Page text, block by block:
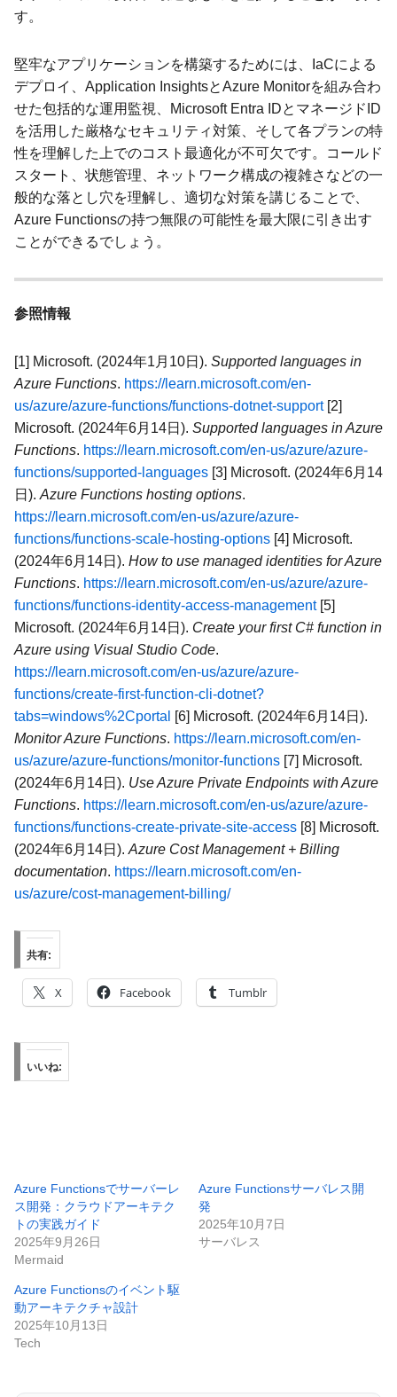
す。
堅牢なアプリケーションを構築するためには、IaCによる
デプロイ、Application InsightsとAzure Monitorを組み合わ
せた包括的な運用監視、Microsoft Entra IDとマネージドID
を活用した厳格なセキュリティ対策、そして各プランの特
性を理解した上でのコスト最適化が不可欠です。コールド
スタート、状態管理、ネットワーク構成の複雑さなどの一
般的な落とし穴を理解し、適切な対策を講じることで、
Azure Functionsの持つ無限の可能性を最大限に引き出す
ことができるでしょう。
参照情報
[1] Microsoft. (2024年1月10日). Supported languages in
Azure Functions. https://learn.microsoft.com/en-
us/azure/azure-functions/functions-dotnet-support[2]
Microsoft. (2024年6月14日). Supported languages in Azure
Functions. https://learn.microsoft.com/en-us/azure/azure-
functions/supported-languages [3] Microsoft. (2024年6月14
日). Azure Functions hosting options.
https://learn.microsoft.com/en-us/azure/azure-
functions/functions-scale-hosting-options [4] Microsoft.
(2024年6月14日). How to use managed identities for Azure
Functions. https://learn.microsoft.com/en-us/azure/azure-
functions/functions-identity-access-management[5]
Microsoft. (2024年6月14日). Create your first C# function in
Azure using Visual Studio Code.
https://learn.microsoft.com/en-us/azure/azure-
functions/create-first-function-cli-dotnet?
tabs=windows%2Cportal
[6] Microsoft. (2024年6月14日).
Monitor Azure Functions. https://learn.microsoft.com/en-
us/azure/azure-functions/monitor-functions [7] Microsoft.
(2024年6月14日). Use Azure Private Endpoints with Azure
Functions. https://learn.microsoft.com/en-us/azure/azure-
functions/functions-create-private-site-access [8] Microsoft.
(2024年6月14日). Azure Cost Management + Billing
documentation. https://learn.microsoft.com/en-
us/azure/cost-management-billing/
共有:
X Facebook Tumblr
いいね:
Azure Functionsでサーバーレ
ス開発：クラウドアーキテク
トの実践ガイド
2025年9月26日
Mermaid
Azure Functionsサーバレス開
発
2025年10月7日
サーバレス
Azure Functionsのイベント駆
動アーキテクチャ設計
2025年10月13日
Tech